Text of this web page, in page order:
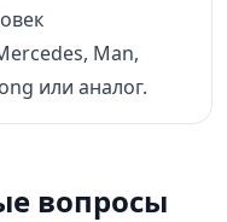
Man,
или аналог.
вопросы